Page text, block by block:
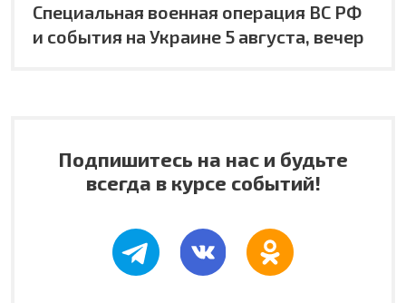
Специальная военная операция ВС РФ
и события на Украине 5 августа, вечер
Подпишитесь на нас и будьте
всегда в курсе событий!